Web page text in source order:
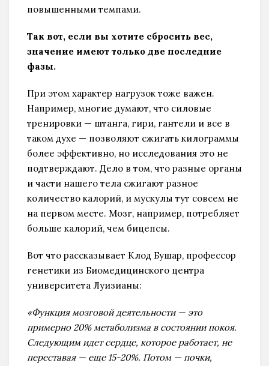
повышенными темпами.
Так вот, если вы хотите сбросить вес,
значение имеют только две последние
фазы.
При этом характер нагрузок тоже важен.
Например, многие думают, что силовые
тренировки — штанга, гири, гантели и все в
таком духе — позволяют сжигать килограммы
более эффективно, но исследования это не
подтверждают. Дело в том, что разные органы
и части нашего тела сжигают разное
количество калорий, и мускулы тут совсем не
на первом месте. Мозг, например, потребляет
больше калорий, чем бицепсы.
Вот что рассказывает Клод Бушар, профессор
генетики из Биомедицинского центра
университета Луизианы:
«Функция мозговой деятельности — это
примерно 20% метаболизма в состоянии покоя.
Следующим идет сердце, которое работает, не
переставая — еще 15-20%. Потом — почки,